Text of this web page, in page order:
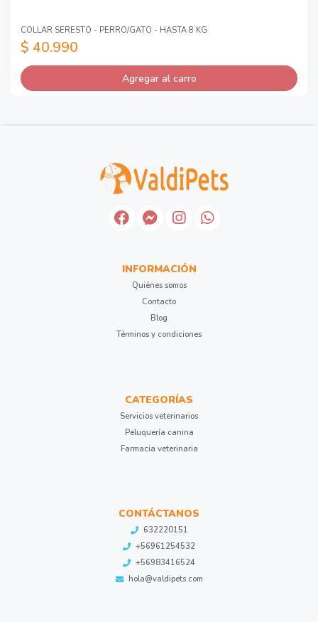
COLLAR SERESTO - PERRO/GATO - HASTA 8 KG
$ 40.990
Agregar al carro
INFORMACIÓN
Quiénes somos
Contacto
Blog
Términos y condiciones
CATEGORÍAS
Servicios veterinarios
Peluquería canina
Farmacia veterinaria
CONTÁCTANOS
632220151
+56961254532
+56983416524
hola@valdipets.com